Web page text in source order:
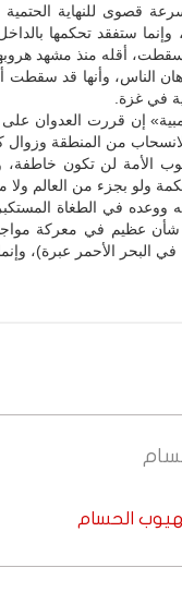
قصوى للنهاية
وإنما ستفقد تحكمها
سقطت، أقله منذ مشهد
الناس، وأنها قد سقطت
في غزة.
إن قررت العدوان
من المنطقة
الأمة لن تكون
ولو بجزء من العالم ولا
في الطغاة
شأن عظيم في معركة
البحر الأحمر عبرة)، وإنما
الحسام